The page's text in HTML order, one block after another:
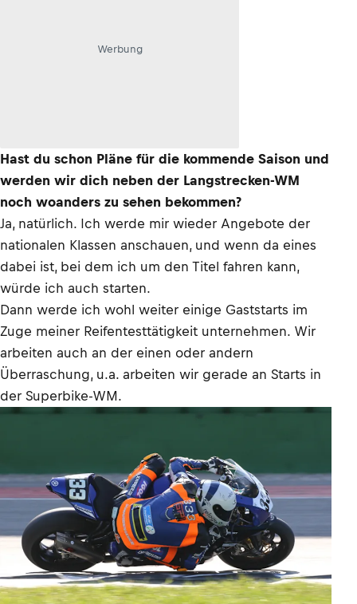
Werbung
Hast du schon Pläne für die kommende Saison und
werden wir dich neben der Langstrecken-WM
noch woanders zu sehen bekommen?
Ja, natürlich. Ich werde mir wieder Angebote der
nationalen Klassen anschauen, und wenn da eines
dabei ist, bei dem ich um den Titel fahren kann,
würde ich auch starten.
Dann werde ich wohl weiter einige Gaststarts im
Zuge meiner Reifentesttätigkeit unternehmen. Wir
arbeiten auch an der einen oder andern
Überraschung, u.a. arbeiten wir gerade an Starts in
der Superbike-WM.